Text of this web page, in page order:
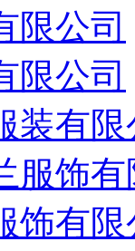
限公司
限公司
装有限
服饰
饰有限